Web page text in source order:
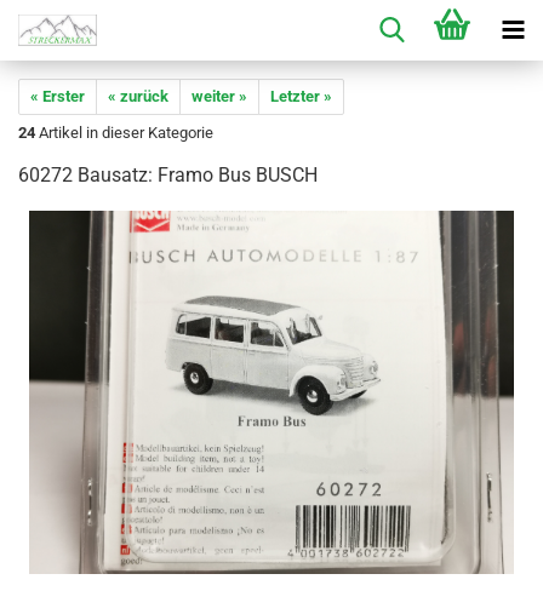
« Erster « zurück weiter »
Letzter »
24 Artikel in dieser Kategorie
60272 Bausatz: Framo Bus BUSCH